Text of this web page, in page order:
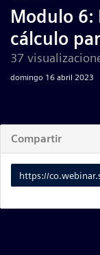
Modulo 6:
cálculo
37
domingo 16 abril 2023
Compartir
Enlace
para